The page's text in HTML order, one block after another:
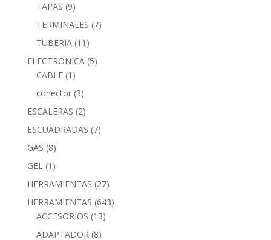
TAPAS (9)
TERMINALES (7)
TUBERIA (11)
ELECTRONICA (5)
CABLE (1)
conector (3)
ESCALERAS (2)
ESCUADRADAS (7)
GAS (8)
GEL (1)
HERRAMIENTAS (27)
HERRAMIENTAS (643)
ACCESORIOS (13)
ADAPTADOR (8)